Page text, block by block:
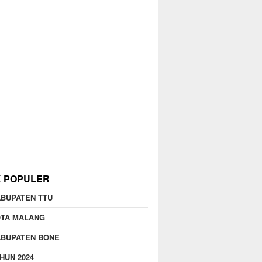
POPULER
TTU
MALANG
BONE
2024